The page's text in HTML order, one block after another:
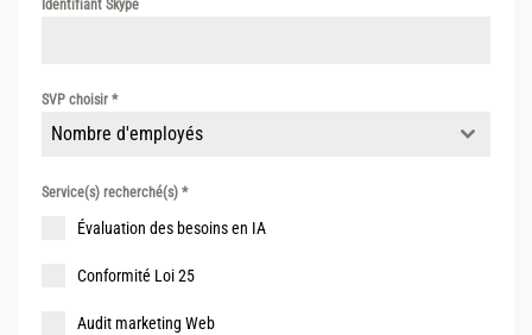
Identifiant Skype
SVP choisir *
Nombre d'employés
Service(s) recherché(s) *
Évaluation des besoins en IA
Conformité Loi 25
Audit marketing Web